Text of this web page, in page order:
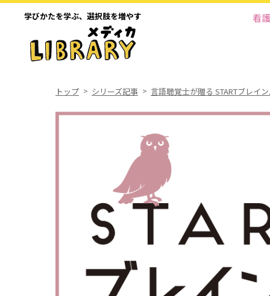
学びかたを学ぶ、 選択肢を増やす 看
トップ シリーズ記事 言語聴覚士が贈る STARTブレイ